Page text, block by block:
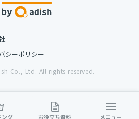
ング お役立ち資料 メニュー
シーポリシー
Co., Ltd. All rights reserved.